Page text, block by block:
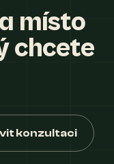
místo
chcete
konzultaci